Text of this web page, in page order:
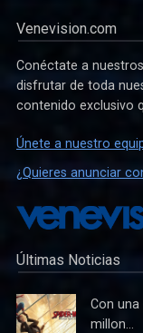
Venevision.com
Conéctate a
disfrutar de toda
contenido exclusivo
Únete a nuestro
¿Quieres anunciar
Últimas Noticias
Con
millon...